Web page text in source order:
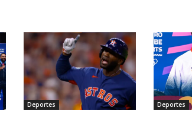
Deportes Deportes